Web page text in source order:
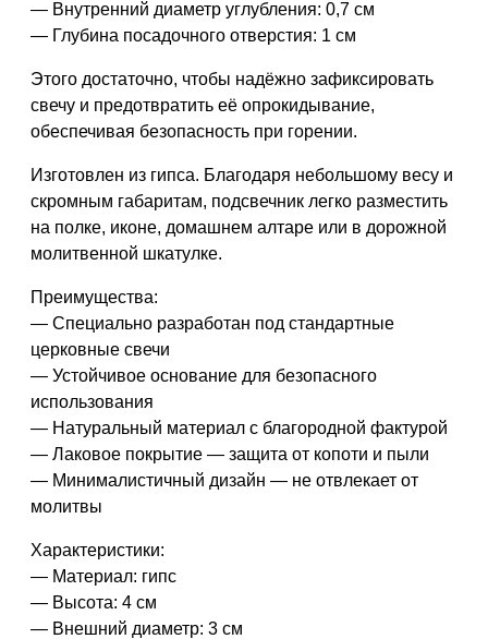
— Внутренний диаметр углубления: 0,7 см
— Глубина посадочного отверстия: 1 см
Этого достаточно, чтобы надёжно зафиксировать
свечу и предотвратить её опрокидывание,
обеспечивая безопасность при горении.
Изготовлен из гипса. Благодаря небольшому весу и
скромным габаритам, подсвечник легко разместить
на полке, иконе, домашнем алтаре или в дорожной
молитвенной шкатулке.
Преимущества:
— Специально разработан под стандартные
церковные свечи
— Устойчивое основание для безопасного
использования
— Натуральный материал с благородной фактурой
— Лаковое покрытие — защита от копоти и пыли
— Минималистичный дизайн — не отвлекает от
молитвы
Характеристики:
— Материал: гипс
— Высота: 4 см
— Внешний диаметр: 3 см